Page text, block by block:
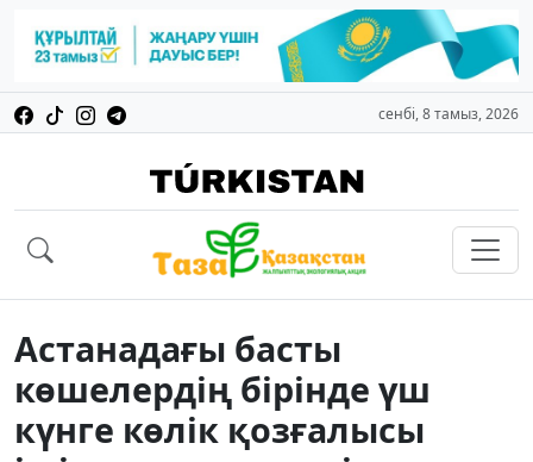
сенбі, 8 тамыз, 2026
Астанадағы басты
көшелердің бірінде үш
күнге көлік қозғалысы